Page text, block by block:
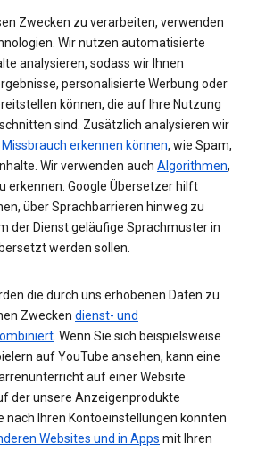
Zwecken zu verarbeiten, verwenden
Wir nutzen automatisierte
analysieren, sodass wir Ihnen
personalisierte Werbung oder
können, die auf Ihre Nutzung
sind. Zusätzlich analysieren wir
Missbrauch erkennen können, wie Spam,
Wir verwenden auch Algorithmen,
erkennen. Google Übersetzer hilft
über Sprachbarrieren hinweg zu
der Dienst geläufige Sprachmuster in
werden sollen.
die durch uns erhobenen Daten zu
Zwecken dienst- und
. Wenn Sie sich beispielsweise
auf YouTube ansehen, kann eine
auf einer Website
der unsere Anzeigenprodukte
nach Ihren Kontoeinstellungen könnten
Websites und in Apps mit Ihren